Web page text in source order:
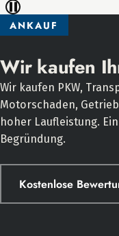
ANKAUF
Wir kaufen
Wir kaufen PKW,
Motorschaden,
hoher Laufleistung.
Begründung.
Kostenlose